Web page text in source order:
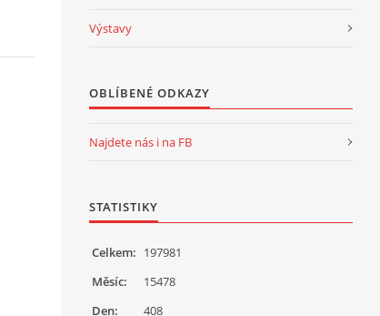
Výstavy
OBLÍBENÉ ODKAZY
Najdete nás i na FB
STATISTIKY
Celkem: 197981
Měsíc:
15478
Den:
408